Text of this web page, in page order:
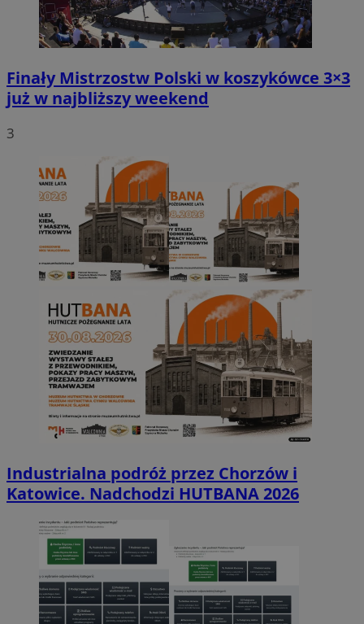
Finały Mistrzostw Polski w koszykówce 3×3
już w najbliższy weekend
3
Industrialna podróż przez Chorzów i
Katowice. Nadchodzi HUTBANA 2026